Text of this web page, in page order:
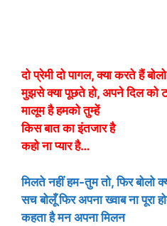
दो प्रेमी दो पागल, क्या करते हैं बोलो
मुझसे क्या पूछते हो, अपने दिल को
मालूम है हमको तुम्हें
किस बात का इंतजार है
कहो ना प्यार है…
मिलते नहीं हम-तुम तो, फिर बोलो
सच बोलूँ फिर अपना ख्वाब ना पूरा
कहता है मन अपना मिलन